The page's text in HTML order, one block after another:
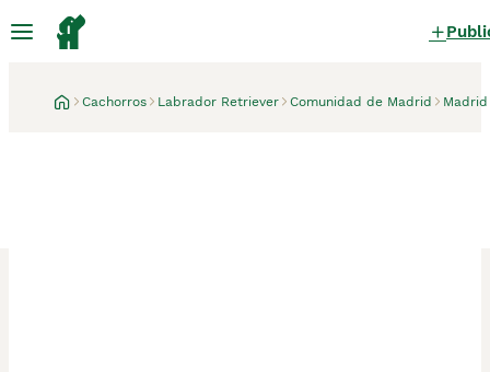
Cachorros Labrador Retriever Comunidad de Madrid Madrid